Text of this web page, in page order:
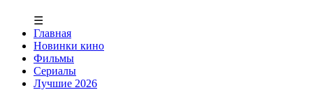
☰
Главная
Новинки кино
Фильмы
Сериалы
Лучшие 2026